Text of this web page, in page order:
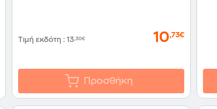
Τιμή εκδότη:13,30€ 10,73€
Προσθήκη